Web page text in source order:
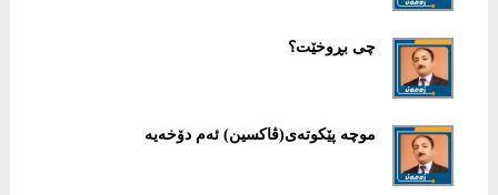
چی بڕوخێت؟
موچە پێكوتەی(ڤاكسین) ئەم دۆخەیە